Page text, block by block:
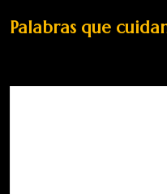
Palabras que